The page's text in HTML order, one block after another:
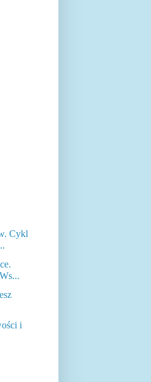
Cykl
i